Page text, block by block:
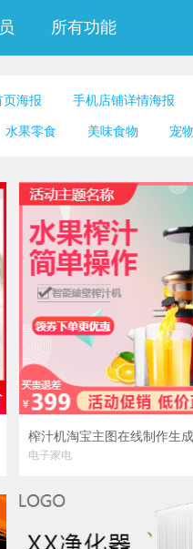
所有功能
海报 手机店铺详情海报
邀请函 公众号竖版配图
水果零食 美味食物 宠
电子家电